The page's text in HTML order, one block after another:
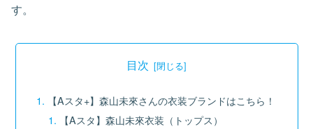
す。
目次
【Aスタ+】森山未來さんの衣装ブランドはこちら！
【Aスタ】森山未來衣装（トップス）